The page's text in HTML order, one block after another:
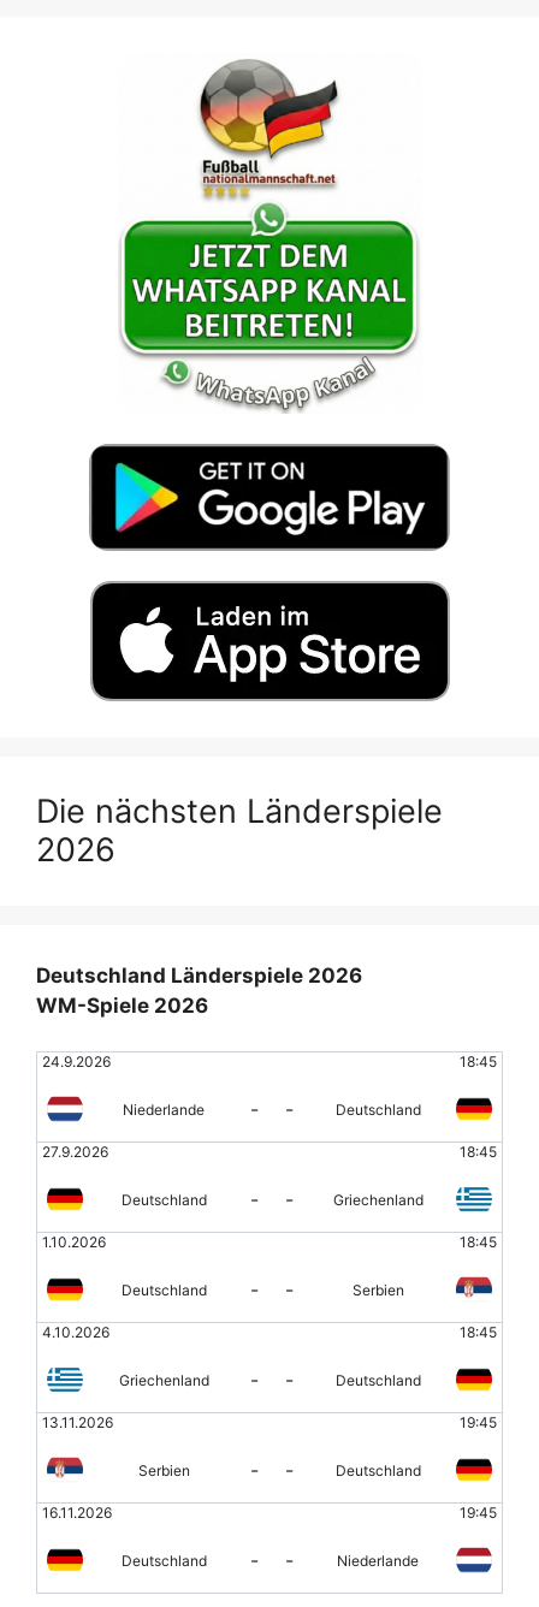
Die nächsten Länderspiele
2026
Deutschland Länderspiele 2026
WM-Spiele 2026
24.9.2026 18:45
Niederlande - - Deutschland
27.9.2026 18:45
Deutschland - - Griechenland
1.10.2026 18:45
Deutschland - - Serbien
4.10.2026 18:45
Griechenland - - Deutschland
13.11.2026 19:45
Serbien - - Deutschland
16.11.2026 19:45
Deutschland - - Niederlande